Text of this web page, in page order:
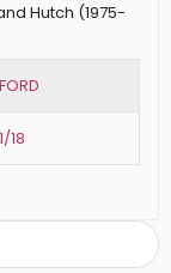
Hutch (1975-
FORD
1/18